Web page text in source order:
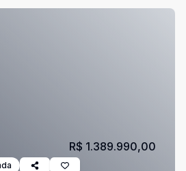
R$ 1.389.990,00